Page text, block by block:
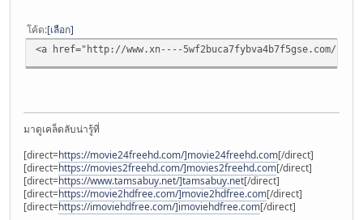
โค้ด เลือก
<a href="http://www.xn----5wf2buca7fybva4b7f5gse.com/"
มาดูเคล็ดลับน่ารู้ที่
[direct=https://movie24freehd.com/]movie24freehd.com[/direct]
[direct=https://movies2freehd.com/]movies2freehd.com[/direct]
[direct=https://www.tamsabuy.net/]tamsabuy.net[/direct]
[direct=https://movie2hdfree.com/]movie2hdfree.com[/direct]
[direct=https://imoviehdfree.com/]imoviehdfree.com[/direct]